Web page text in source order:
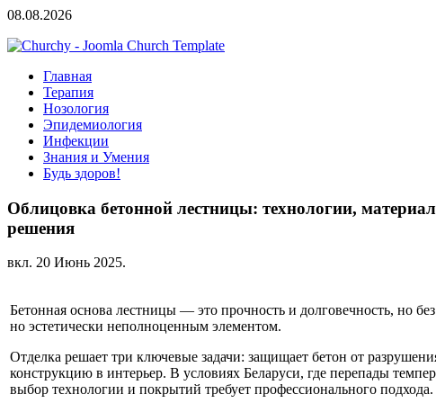
08.08.2026
Главная
Терапия
Нозология
Эпидемиология
Инфекции
Знания и Умения
Будь здоров!
Облицовка бетонной лестницы: технологии,
решения
вкл. 20 Июнь 2025.
Бетонная основа лестницы — это прочность и долговечность, но
но эстетически неполноценным элементом.
Отделка решает три ключевые задачи: защищает бетон от
конструкцию в интерьер. В условиях Беларуси, где перепады
выбор технологии и покрытий требует профессионального подхода.